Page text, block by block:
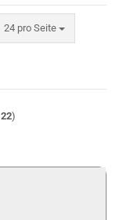
24 pro Seite
pro Seite
22)